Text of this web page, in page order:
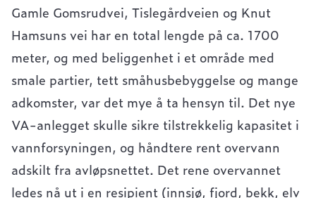
Gamle Gomsrudvei, Tislegårdveien og Knut
Hamsuns vei har en total lengde på ca. 1700
meter, og med beliggenhet i et område med
smale partier, tett småhusbebyggelse og mange
adkomster, var det mye å ta hensyn til. Det nye
VA-anlegget skulle sikre tilstrekkelig kapasitet i
vannforsyningen, og håndtere rent overvann
adskilt fra avløpsnettet. Det rene overvannet
ledes nå ut i en resipient (innsjø, fjord, bekk, elv